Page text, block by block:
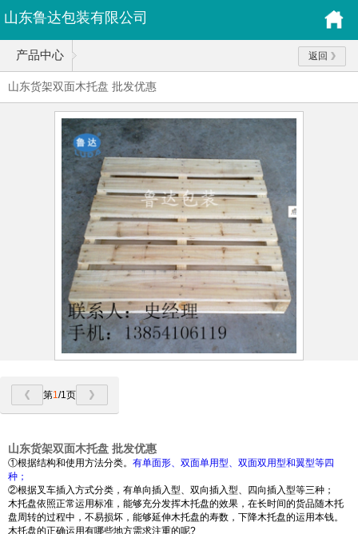
山东鲁达包装有限公司
产品中心 返回
山东货架双面木托盘 批发优惠
第1/1页
山东货架双面木托盘 批发优惠
①根据结构和使用方法分类。 有单面形、双面单用型、双面双用型和翼型等四
种；
②根据叉车插入方式分类，有单向插入型、双向插入型、四向插入型等三种；
木托盘依照正常运用标准，能够充分发挥木托盘的效果，在长时间的货品随木托
盘周转的过程中，不易损坏，能够延伸木托盘的寿数，下降木托盘的运用本钱。
木托盘的正确运用有哪些地方需求注重的呢?